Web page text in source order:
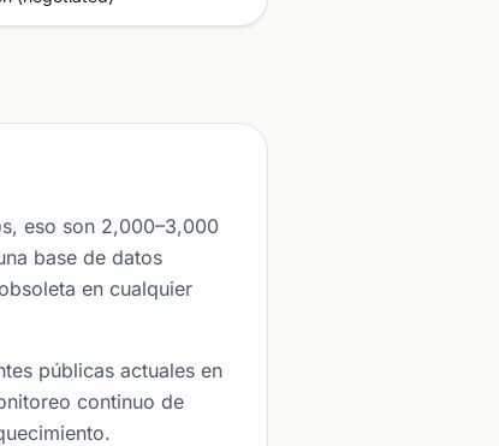
eso son 2,000–3,000
base de datos
en cualquier
públicas actuales en
continuo de